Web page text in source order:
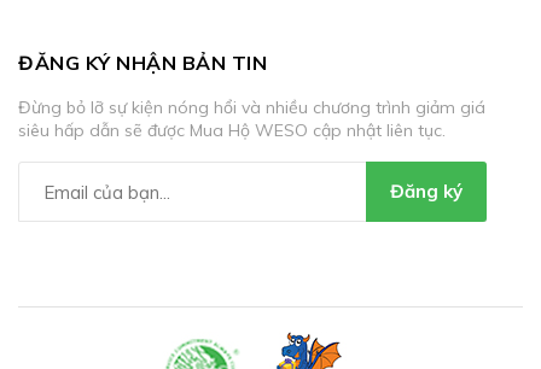
ĐĂNG KÝ NHẬN BẢN TIN
Đừng bỏ lỡ sự kiện nóng hổi và nhiều chương trình giảm giá
siêu hấp dẫn sẽ được Mua Hộ WESO cập nhật liên tục.
Đăng ký